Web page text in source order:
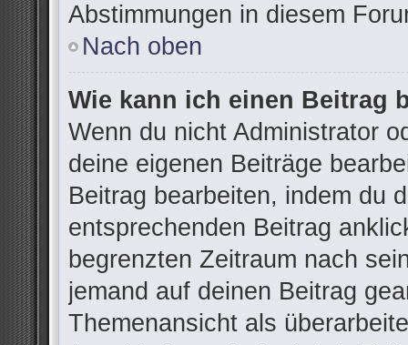
Abstimmungen in diesem
Nach oben
Wie kann ich einen Beitrag
Wenn du nicht Administrator
deine eigenen Beiträge
Beitrag bearbeiten, indem du
entsprechenden Beitrag
begrenzten Zeitraum nach
jemand auf deinen Beitrag
Themenansicht als